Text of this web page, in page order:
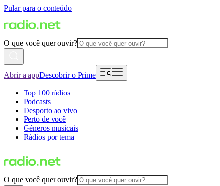
Pular para o conteúdo
O que você quer ouvir?
Abrir a appDescobrir o Prime
Top 100 rádios
Podcasts
Desporto ao vivo
Perto de você
Géneros musicais
Rádios por tema
O que você quer ouvir?